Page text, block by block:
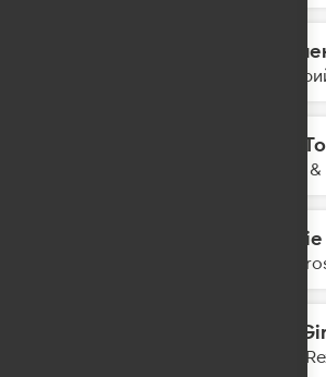
Talk
Anotr
Mr.
Kris
Sad
Bebe